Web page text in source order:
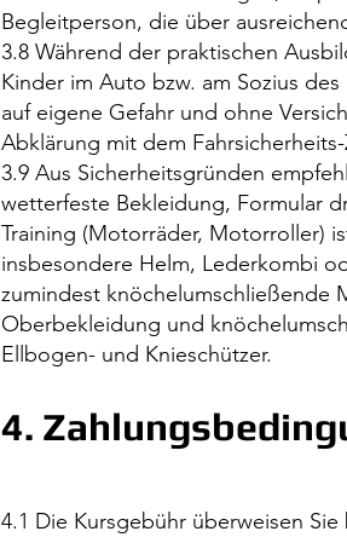
Begleitperson, die über
3.8 Während der praktischen
Kinder im Auto bzw. am Sozius
auf eigene Gefahr und ohne
Abklärung mit dem
3.9 Aus Sicherheitsgründen
wetterfeste Bekleidung, Formular
Training (Motorräder, Motorroller)
insbesondere Helm, Lederkombi
zumindest knöchelumschließende
Oberbekleidung und
Ellbogen- und Knieschützer.
4.
4.1 Die Kursgebühr überweisen